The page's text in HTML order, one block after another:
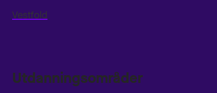
Vestfold
Utdanningsområder